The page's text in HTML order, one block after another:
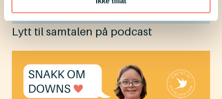
Lytt til samtalen på podcast